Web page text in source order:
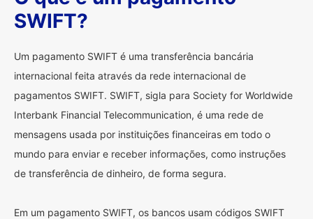
SWIFT?
Um pagamento SWIFT é uma transferência bancária
internacional feita através da rede internacional de
pagamentos SWIFT. SWIFT, sigla para Society for Worldwide
Interbank Financial Telecommunication, é uma rede de
mensagens usada por instituições financeiras em todo o
mundo para enviar e receber informações, como instruções
de transferência de dinheiro, de forma segura.
Em um pagamento SWIFT, os bancos usam códigos SWIFT